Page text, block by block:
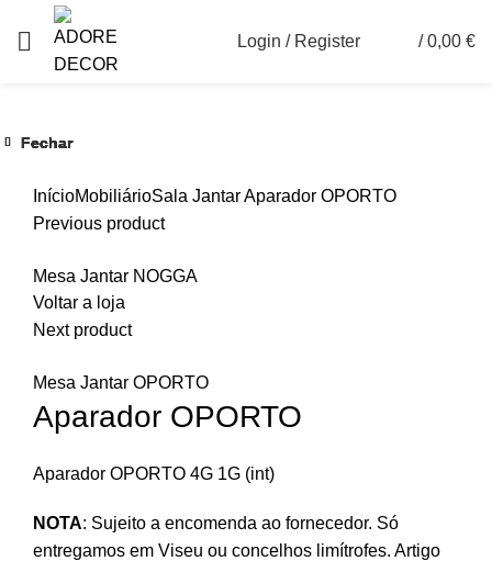
Login / Register / 0,00 €
InícioMobiliárioSala JantarAparador OPORTO
Previous product
Mesa Jantar NOGGA
Voltar a loja
Next product
Mesa Jantar OPORTO
Aparador OPORTO
Aparador OPORTO 4G 1G (int)
NOTA: Sujeito a encomenda ao fornecedor. Só
entregamos em Viseu ou concelhos limítrofes. Artigo
Fechar
Fechar
Fechar
Fechar
Fechar
Fechar